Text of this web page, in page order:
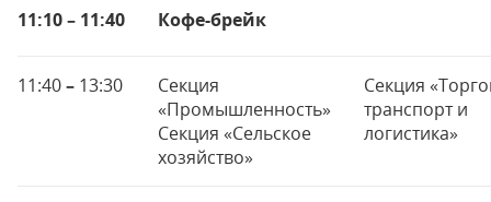
11:10 – 11:40 Кофе-брейк
11:40– 13:30
Секция
«Промышленность»
Секция «Сельское
хозяйство»
Секция
транспорт и
логистика»